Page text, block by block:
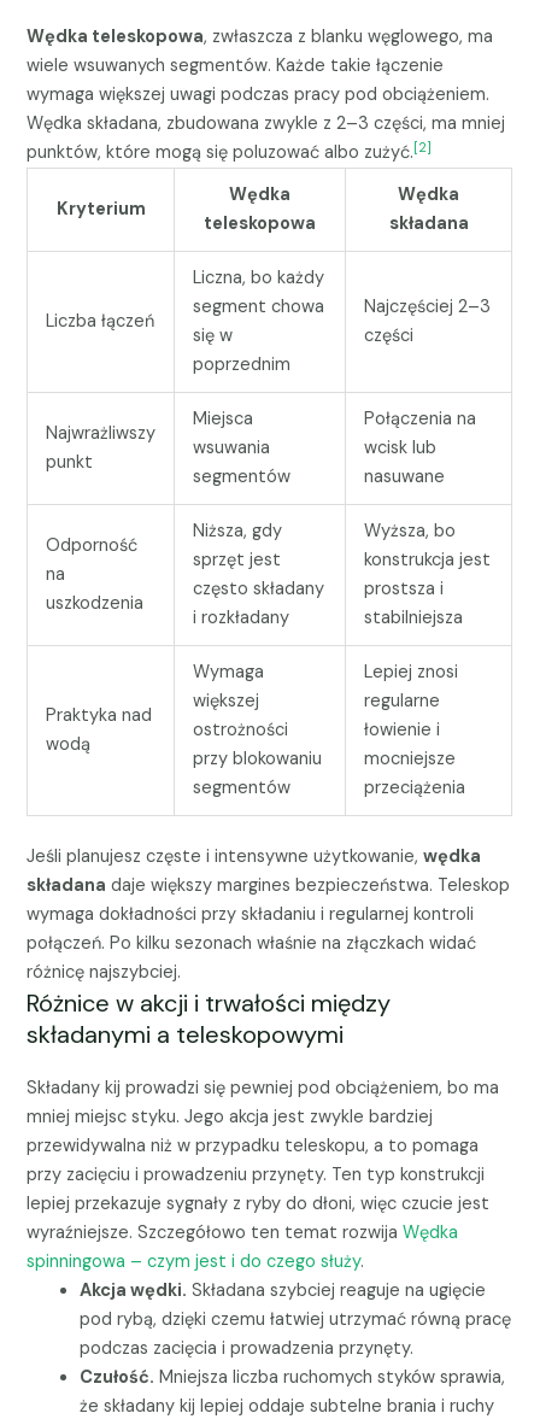
Wędka teleskopowa, zwłaszcza z blanku węglowego, ma
wiele wsuwanych segmentów. Każde takie łączenie
wymaga większej uwagi podczas pracy pod obciążeniem.
Wędka składana, zbudowana zwykle z 2–3 części, ma mniej
punktów, które mogą się poluzować albo zużyć.[2]
Kryterium
Wędka
teleskopowa
Wędka
składana
Liczba łączeń
Liczna, bo każdy
segment chowa
się w
poprzednim
Najczęściej 2–3
części
Najwrażliwszy
punkt
Miejsca
wsuwania
segmentów
Połączenia na
wcisk lub
nasuwane
Odporność
na
uszkodzenia
Niższa, gdy
sprzęt jest
często składany
i rozkładany
Wyższa, bo
konstrukcja jest
prostsza i
stabilniejsza
Praktyka nad
wodą
Wymaga
większej
ostrożności
przy blokowaniu
segmentów
Lepiej znosi
regularne
łowienie i
mocniejsze
przeciążenia
Jeśli planujesz częste i intensywne użytkowanie,wędka
składana daje większy margines bezpieczeństwa. Teleskop
wymaga dokładności przy składaniu i regularnej kontroli
połączeń. Po kilku sezonach właśnie na złączkach widać
różnicę najszybciej.
Różnice w akcji i trwałości między
składanymi a teleskopowymi
Składany kij prowadzi się pewniej pod obciążeniem, bo ma
mniej miejsc styku. Jego akcja jest zwykle bardziej
przewidywalna niż w przypadku teleskopu, a to pomaga
przy zacięciu i prowadzeniu przynęty. Ten typ konstrukcji
lepiej przekazuje sygnały z ryby do dłoni, więc czucie jest
wyraźniejsze. Szczegółowo ten temat rozwijaWędka
spinningowa – czym jest i do czego służy.
Akcja wędki. Składana szybciej reaguje na ugięcie
pod rybą, dzięki czemu łatwiej utrzymać równą pracę
podczas zacięcia i prowadzenia przynęty.
Czułość. Mniejsza liczba ruchomych styków sprawia,
że składany kij lepiej oddaje subtelne brania i ruchy